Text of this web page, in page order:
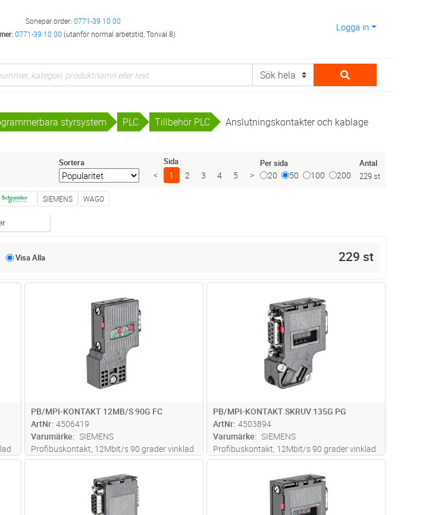
Sonepar order: 0771-39 10 00
0771-39 10 00 (utanför normal arbetstid, Tonval 8)
Logga in
styrsystem PLC Tillbehör PLC Anslutningskontakter och kablage
Sortera Sida
< 1 2 3 4 5 >
Per sida
20 50 100 200
Antal
229 st
SIEMENS WAGO
VisaAlla 229 st
Lägg i kundvagn
PB/MPI-KONTAKT 12MB/S 90G FC
ArtNr 4506419
Varumärke
SIEMENS
Profibuskontakt, 12Mbit/s 90 grader vinklad
kabelanslutning, FastConnect, utan PG-
Lägg i kundvagn
PB/MPI-KONTAKT SKRUV 135G PG
ArtNr 4503894
Varumärke
SIEMENS
Profibuskontakt, 12Mbit/s 90 grader vinklad
kabelanslutning, FastConnect, med PG-
Lägg i kundvagn Lägg i kundvagn